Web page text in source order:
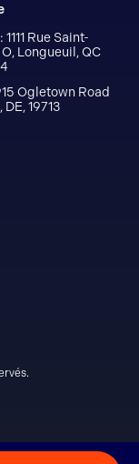
Rue Saint-
Longueuil, QC
Ogletown Road
19713